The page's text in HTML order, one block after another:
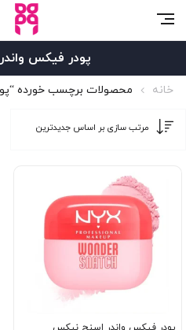
پودر فیکس
خانه محصولات برچسب خورده